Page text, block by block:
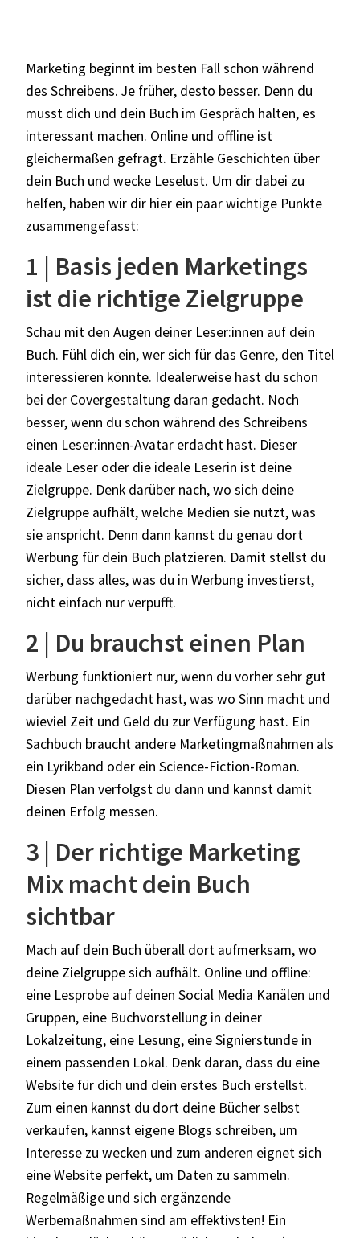
Marketing beginnt im besten Fall schon während
des Schreibens. Je früher, desto besser. Denn du
musst dich und dein Buch im Gespräch halten, es
interessant machen. Online und offline ist
gleichermaßen gefragt. Erzähle Geschichten über
dein Buch und wecke Leselust. Um dir dabei zu
helfen, haben wir dir hier ein paar wichtige Punkte
zusammengefasst:
1 | Basis jeden Marketings
ist die richtige Zielgruppe
Schau mit den Augen deiner Leser:innen auf dein
Buch. Fühl dich ein, wer sich für das Genre, den Titel
interessieren könnte. Idealerweise hast du schon
bei der Covergestaltung daran gedacht. Noch
besser, wenn du schon während des Schreibens
einen Leser:innen-Avatar erdacht hast. Dieser
ideale Leser oder die ideale Leserin ist deine
Zielgruppe. Denk darüber nach, wo sich deine
Zielgruppe aufhält, welche Medien sie nutzt, was
sie anspricht. Denn dann kannst du genau dort
Werbung für dein Buch platzieren. Damit stellst du
sicher, dass alles, was du in Werbung investierst,
nicht einfach nur verpufft.
2 | Du brauchst einen Plan
Werbung funktioniert nur, wenn du vorher sehr gut
darüber nachgedacht hast, was wo Sinn macht und
wieviel Zeit und Geld du zur Verfügung hast. Ein
Sachbuch braucht andere Marketingmaßnahmen als
ein Lyrikband oder ein Science-Fiction-Roman.
Diesen Plan verfolgst du dann und kannst damit
deinen Erfolg messen.
3 | Der richtige Marketing
Mix macht dein Buch
sichtbar
Mach auf dein Buch überall dort aufmerksam, wo
deine Zielgruppe sich aufhält. Online und offline:
eine Lesprobe auf deinen Social Media Kanälen und
Gruppen, eine Buchvorstellung in deiner
Lokalzeitung, eine Lesung, eine Signierstunde in
einem passenden Lokal. Denk daran, dass du eine
Website für dich und dein erstes Buch erstellst.
Zum einen kannst du dort deine Bücher selbst
verkaufen, kannst eigene Blogs schreiben, um
Interesse zu wecken und zum anderen eignet sich
eine Website perfekt, um Daten zu sammeln.
Regelmäßige und sich ergänzende
Werbemaßnahmen sind am effektivsten! Ein